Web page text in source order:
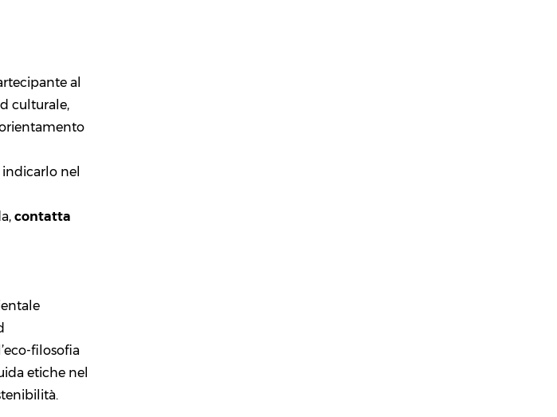
al
culturale,
nel
contatta
filosofia
etiche nel